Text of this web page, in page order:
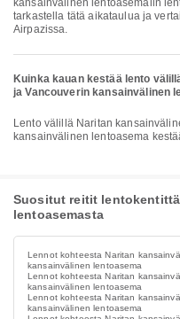
kansainvälinen lentoasemaiin
tarkastella tätä aikataulua ja
Airpazissa.
Kuinka kauan kestää lento
ja Vancouverin kansainvälinen
Lento välillä Naritan kansainvälinen lentoasema ja Vancouverin
kansainvälinen lentoasema
Suositut reitit
lentoasemasta
Lennot kohteesta Naritan
kansainvälinen lentoasema
Lennot kohteesta Naritan
kansainvälinen lentoasema
Lennot kohteesta Naritan
kansainvälinen lentoasema